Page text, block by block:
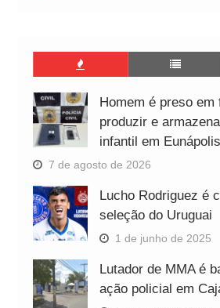
Homem é preso em
produzir e
infantil em Eunápolis
7 de agosto de 2026
Lucho Rodriguez é
seleção do Uruguai
1 de junho de 2025
Lutador de MMA é
ação policial em